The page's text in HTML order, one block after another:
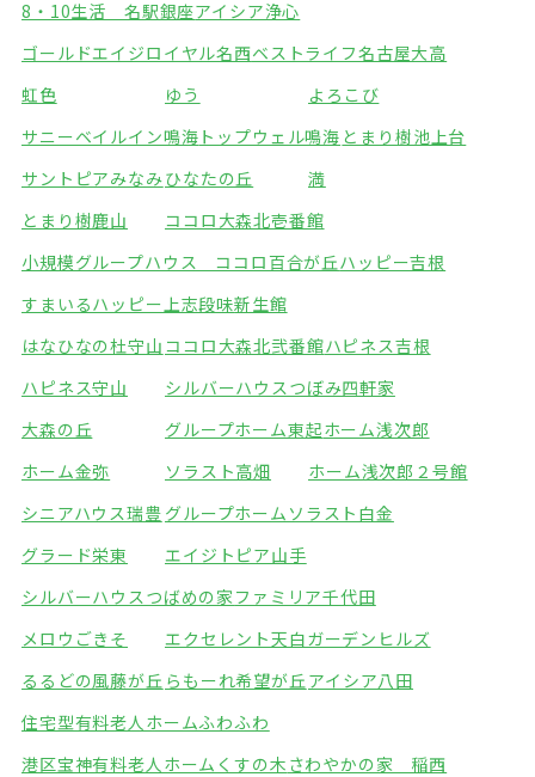
8・10生活 名駅銀座アイシア浄心
ゴールドエイジロイヤル名西ベストライフ名古屋大高
虹色
ゆう
よろこび
サニーベイルイン鳴海 トップウェル鳴海 とまり樹池上台
サントピアみなみひなたの丘
満
とまり樹鹿山
ココロ大森北壱番館
小規模グループハウス ココロ百合が丘ハッピー吉根
すまいるハッピー上志段味新生館
はなひなの杜守山 ココロ大森北弐番館ハピネス吉根
ハピネス守山
シルバーハウスつぼみ四軒家
大森の丘
グループホーム東起ホーム浅次郎
ホーム金弥
ソラスト高畑
ホーム浅次郎２号館
シニアハウス瑞豊 グループホームソラスト白金
グラード栄東
エイジトピア山手
シルバーハウスつばめの家 ファミリア千代田
メロウごきそ
エクセレント天白ガーデンヒルズ
るるどの風藤が丘 らもーれ希望が丘 アイシア八田
住宅型有料老人ホームふわふわ
港区宝神有料老人ホームくすの木 さわやかの家 稲西